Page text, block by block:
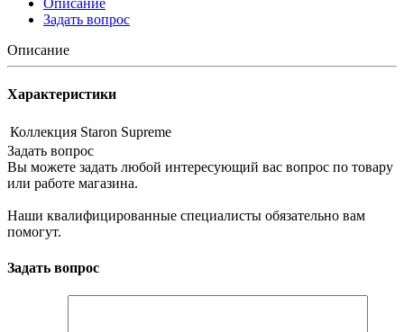
Задать вопрос
Описание
Характеристики
Коллекция Staron Supreme
Задать вопрос
Вы можете задать любой интересующий вас вопрос по товару
или работе магазина.
Наши квалифицированные специалисты обязательно вам
помогут.
Задать вопрос